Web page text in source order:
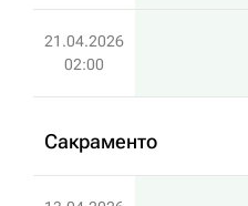
21.04.2026
02:00
Сакраменто